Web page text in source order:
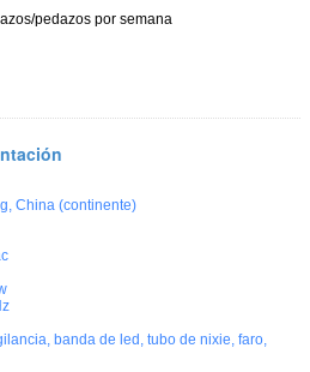
pedazos por semana
China (continente)
banda de led, tubo de nixie, faro,